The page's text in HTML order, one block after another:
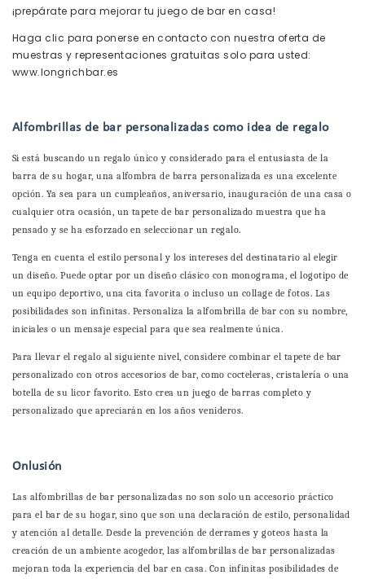
¡prepárate para mejorar tu juego de bar en casa!
Haga clic para ponerse en contacto con nuestra oferta de
muestras y representaciones gratuitas solo para usted:
www.longrichbar.es
Alfombrillas de bar personalizadas como idea de regalo
Si está buscando un regalo único y considerado para el entusiasta de la
barra de su hogar, una alfombra de barra personalizada es una excelente
opción. Ya sea para un cumpleaños, aniversario, inauguración de una casa o
cualquier otra ocasión, un tapete de bar personalizado muestra que ha
pensado y se ha esforzado en seleccionar un regalo.
Tenga en cuenta el estilo personal y los intereses del destinatario al elegir
un diseño. Puede optar por un diseño clásico con monograma, el logotipo de
un equipo deportivo, una cita favorita o incluso un collage de fotos. Las
posibilidades son infinitas. Personaliza la alfombrilla de bar con su nombre,
iniciales o un mensaje especial para que sea realmente única.
Para llevar el regalo al siguiente nivel, considere combinar el tapete de bar
personalizado con otros accesorios de bar, como cocteleras, cristalería o una
botella de su licor favorito. Esto crea un juego de barras completo y
personalizado que apreciarán en los años venideros.
Onlusión
Las alfombrillas de bar personalizadas no son solo un accesorio práctico
para el bar de su hogar, sino que son una declaración de estilo, personalidad
y atención al detalle. Desde la prevención de derrames y goteos hasta la
creación de un ambiente acogedor, las alfombrillas de bar personalizadas
mejoran toda la experiencia del bar en casa. Con infinitas posibilidades de